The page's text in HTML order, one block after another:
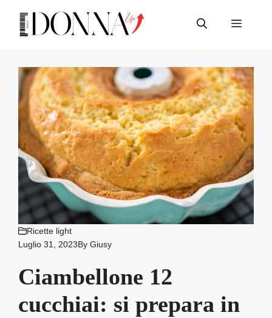
contenuto
Menu
Ricette light
Luglio 31, 2023ByGiusy
Ciambellone 12
cucchiai: si prepara in